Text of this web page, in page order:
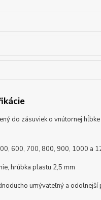
do zásuviek o vnútornej
600, 700, 800, 900, 1000 a
hrúbka plastu 2,5 mm
umývateľný a odolnejší